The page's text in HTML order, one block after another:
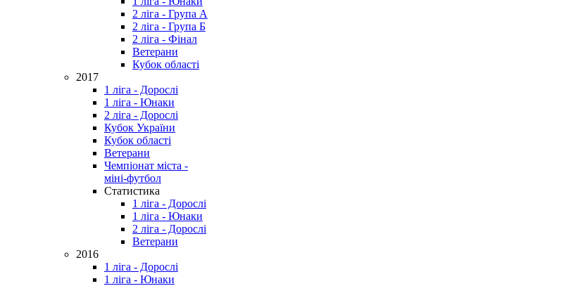
2 ліга - Група А
2 ліга - Група Б
2 ліга - Фінал
Ветерани
Кубок області
2017
1 ліга - Дорослі
1 ліга - Юнаки
2 ліга - Дорослі
Кубок України
Кубок області
Ветерани
Чемпіонат міста -
міні-футбол
Статистика
1 ліга - Дорослі
1 ліга - Юнаки
2 ліга - Дорослі
Ветерани
2016
1 ліга - Дорослі
1 ліга - Юнаки